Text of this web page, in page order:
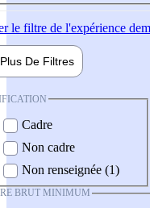
le filtre de l'expérience
Plus De Filtres
Cadre
Non cadre
Non renseignée (1)
BRUT MINIMUM